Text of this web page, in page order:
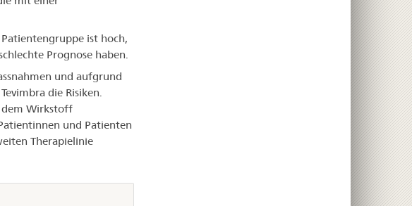
ist hoch,
Prognose haben.
und aufgrund
die Risiken.
dem Wirkstoff
und Patienten
Therapielinie